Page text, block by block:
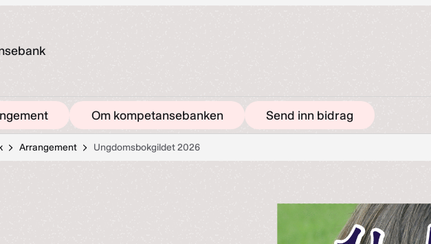
Om kompetansebanken Send inn bidrag
Arrangement Ungdomsbokgildet 2026